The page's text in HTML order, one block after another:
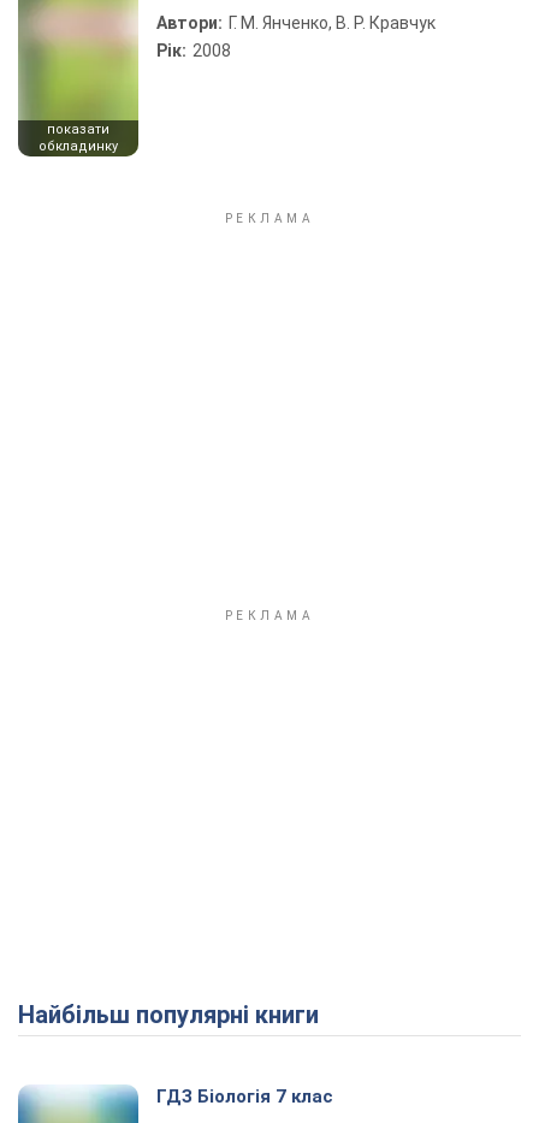
показати
обкладинку
Автори: Г. М. Янченко, В. Р. Кравчук
Рік: 2008
Найбільш популярні книги
ГДЗ Біологія 7 клас